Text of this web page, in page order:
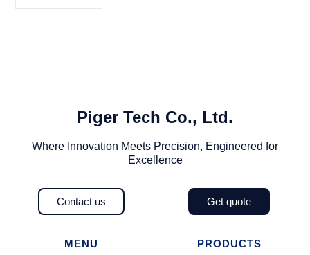
Piger Tech Co., Ltd.​
Where Innovation Meets Precision, Engineered for
Excellence
Contact us Get quote
MENU PRODUCTS